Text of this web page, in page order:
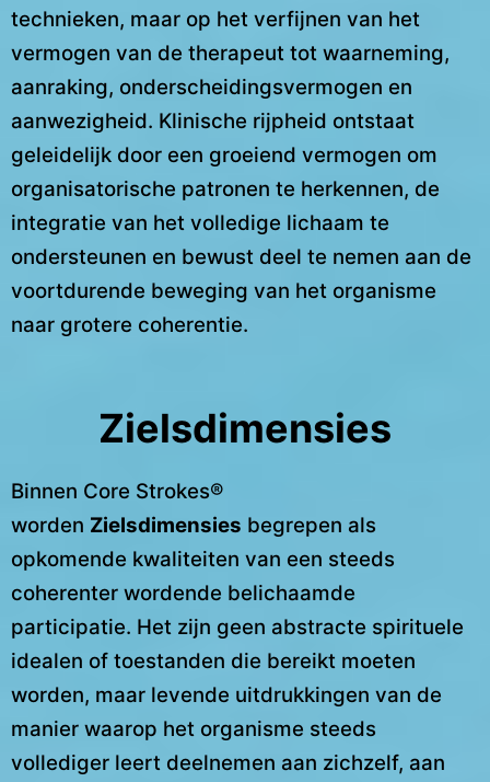
technieken, maar op het verfijnen van het
vermogen van de therapeut tot waarneming,
aanraking, onderscheidingsvermogen en
aanwezigheid. Klinische rijpheid ontstaat
geleidelijk door een groeiend vermogen om
organisatorische patronen te herkennen, de
integratie van het volledige lichaam te
ondersteunen en bewust deel te nemen aan de
voortdurende beweging van het organisme
naar grotere coherentie.
Zielsdimensies
Binnen Core Strokes®
worden Zielsdimensies begrepen als
opkomende kwaliteiten van een steeds
coherenter wordende belichaamde
participatie. Het zijn geen abstracte spirituele
idealen of toestanden die bereikt moeten
worden, maar levende uitdrukkingen van de
manier waarop het organisme steeds
vollediger leert deelnemen aan zichzelf, aan